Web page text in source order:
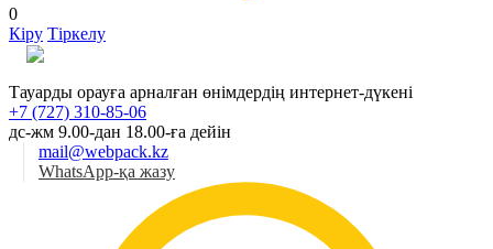
0
Кіру Тіркелу
Тауарды орауға арналған өнімдердің интернет-дүкені
+7 (727) 310-85-06
дс-жм 9.00-дан 18.00-ға дейін
mail@webpack.kz
WhatsApp-қа жазу